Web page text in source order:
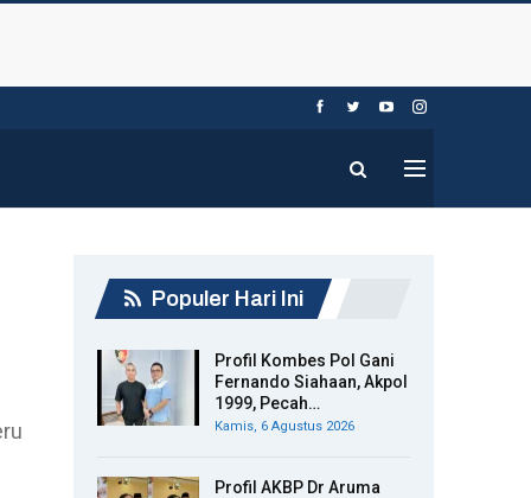
Populer Hari Ini
Profil Kombes Pol Gani
Fernando Siahaan, Akpol
1999, Pecah…
Kamis, 6 Agustus 2026
Profil AKBP Dr Aruma